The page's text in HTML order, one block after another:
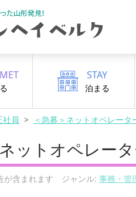
STAY
泊まる
社員 ＜急募＞ネットオペレータ
ットオペレー
が含まれます ジャンル: 事務・管